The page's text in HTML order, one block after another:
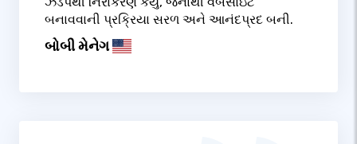
બનાવવાની પ્રક્રિયા સરળ અને આનંદપ્રદ બની.
બોબી મેનેગ